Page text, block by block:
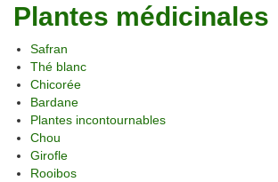
Plantes médicinales
Safran
Thé blanc
Chicorée
Bardane
Plantes incontournables
Chou
Girofle
Rooibos